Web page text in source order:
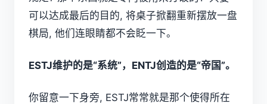
可以达成最后的目的, 将桌子掀翻重新摆放一盘
棋局, 他们连眼睛都不会眨一下。
ESTJ维护的是“系统”，ENTJ创造的是“帝国”。
你留意一下身旁, ESTJ常常就是那个使得所在